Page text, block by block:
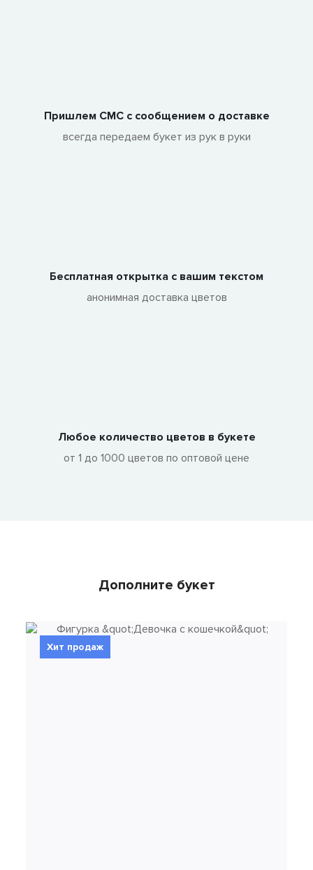
Пришлем СМС с сообщением о доставке
всегда передаем букет из рук в руки
Бесплатная открытка с вашим текстом
анонимная доставка цветов
Любое количество цветов в букете
от 1 до 1000 цветов по оптовой цене
Дополните букет
Хит продаж